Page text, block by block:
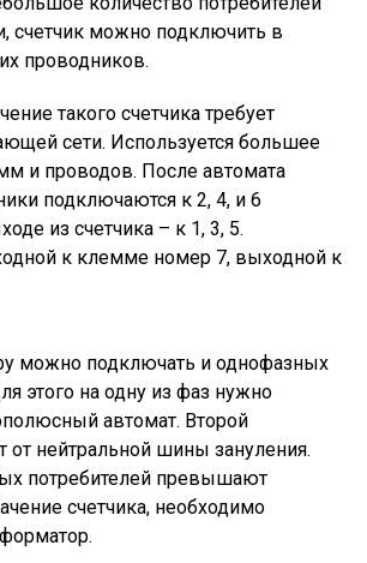
счетчик можно подключить в
проводников.
такого счетчика требует
сети. Используется большее
и проводов. После автомата
подключаются к 2, 4, и 6
из счетчика – к 1, 3, 5.
к клемме номер 7, выходной к
можно подключать и однофазных
этого на одну из фаз нужно
автомат. Второй
от нейтральной шины зануления.
потребителей превышают
счетчика, необходимо